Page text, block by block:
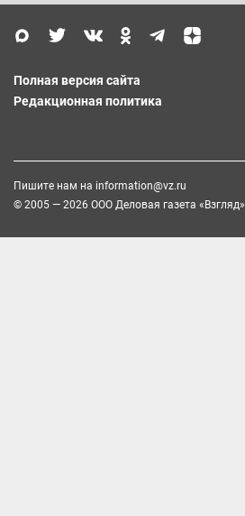
Полная версия сайта
Редакционная политика
Пишите нам на information@vz.ru
© 2005 — 2026 ООО Деловая газета «Взгляд»